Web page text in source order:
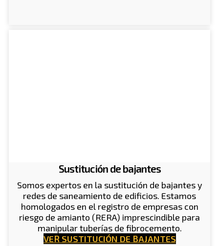
Sustitución de bajantes
Somos expertos en la sustitución de bajantes y
redes de saneamiento de edificios. Estamos
homologados en el registro de empresas con
riesgo de amianto (RERA) imprescindible para
manipular tuberías de fibrocemento.
VER SUSTITUCIÓN DE BAJANTES